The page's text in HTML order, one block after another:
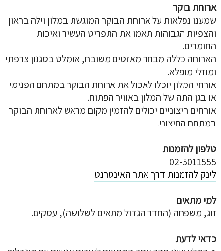
ארוחת בוקר
שמענו נפלאות על ארוחת הבוקר המוגשת במלון וילה בראון
והצפיות הגבוהות תאמו את התפריט העשיר ואיכות
החומרים.
הארוחה כללה מבחר מאזטים משובח, אומלט בסגנון צרפתי
ומוזלי מופלא.
אורחי המלון יוכלו לאכול את ארוחת הבוקר במתחם הפנימי
או בגן התה של המלון באוויר הפתוח.
אורחים חיצוניים יכולים להזמין מקום מראש לארוחת הבוקר
במתחם החיצוני.
טלפון להזמנות
02-5011555
לינק להזמנות דרך אתר האינטרנט
למי מתאים
זוג, משפחה (החדר הגדול מתאים לשלושה), עסקים.
כדאי לדעת